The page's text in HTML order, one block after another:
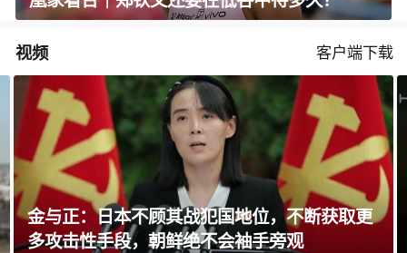
视频 客户端下载
更
加拿大不列颠省山火致逾8千人撤离